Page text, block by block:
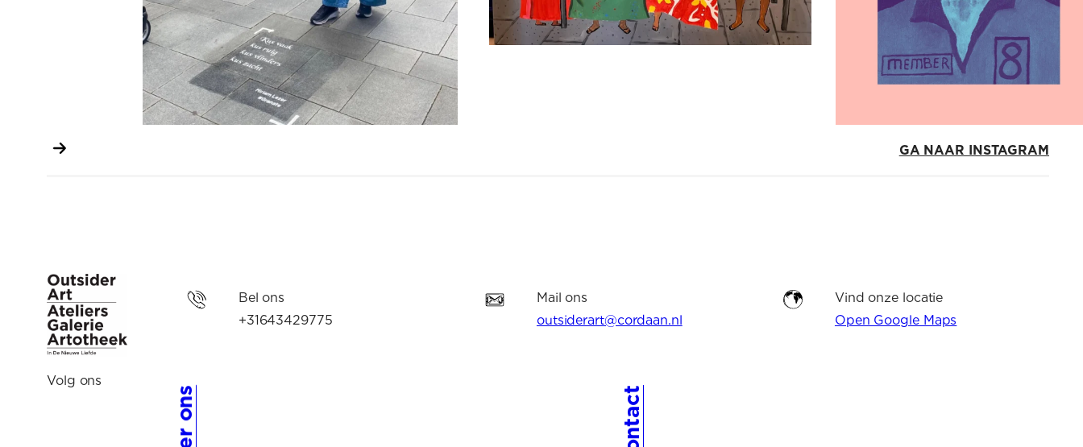
GA NAAR INSTAGRAM
Volg ons
Bel ons
+31643429775
Mail ons
outsiderart@cordaan.nl
Vind onze locatie
Open Google Maps
Contact